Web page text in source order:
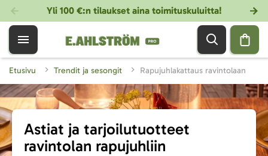
Yli 100 €:n tilaukset aina toimituskuluitta!
Etusivu Trendit ja sesongit Rapujuhlakattaus ravintolaan
Astiat ja tarjoilutuotteet
ravintolan rapujuhliin